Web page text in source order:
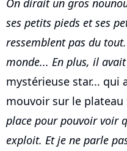
On dirait un gros
ses petits pieds et ses
ressemblent pas du
monde... En plus, il
mystérieuse star... qui
mouvoir sur le plateau
place pour pouvoir voir
exploit. Et je ne parle